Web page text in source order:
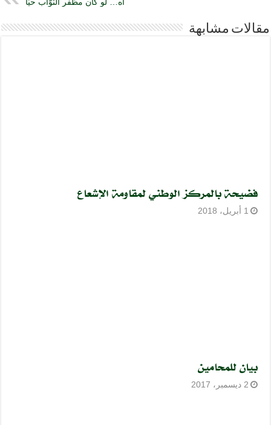
مقالات مشابهة
فضيحة بالمركز الوطني لمقاومة الإشعاع
1 أبريل، 2018
بيان للمحامين
2 ديسمبر، 2017